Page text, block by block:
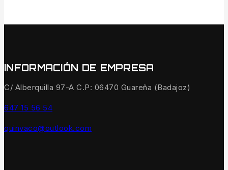
INFORMACIÓN DE EMPRESA
C/ Alberquilla 97-A C.P: 06470 Guareña (Badajoz)
647 15 56 54
quinvaco@outlook.com